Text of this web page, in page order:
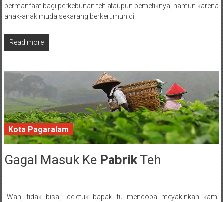
bermanfaat bagi perkebunan teh ataupun pemetiknya, namun karena
anak-anak muda sekarang berkerumun di
Read more
Kota Pagaralam
12 February 2018
Gagal Masuk Ke PabrikTeh
Posted By: wirawan
“Wah, tidak bisa,” celetuk bapak itu mencoba meyakinkan kami